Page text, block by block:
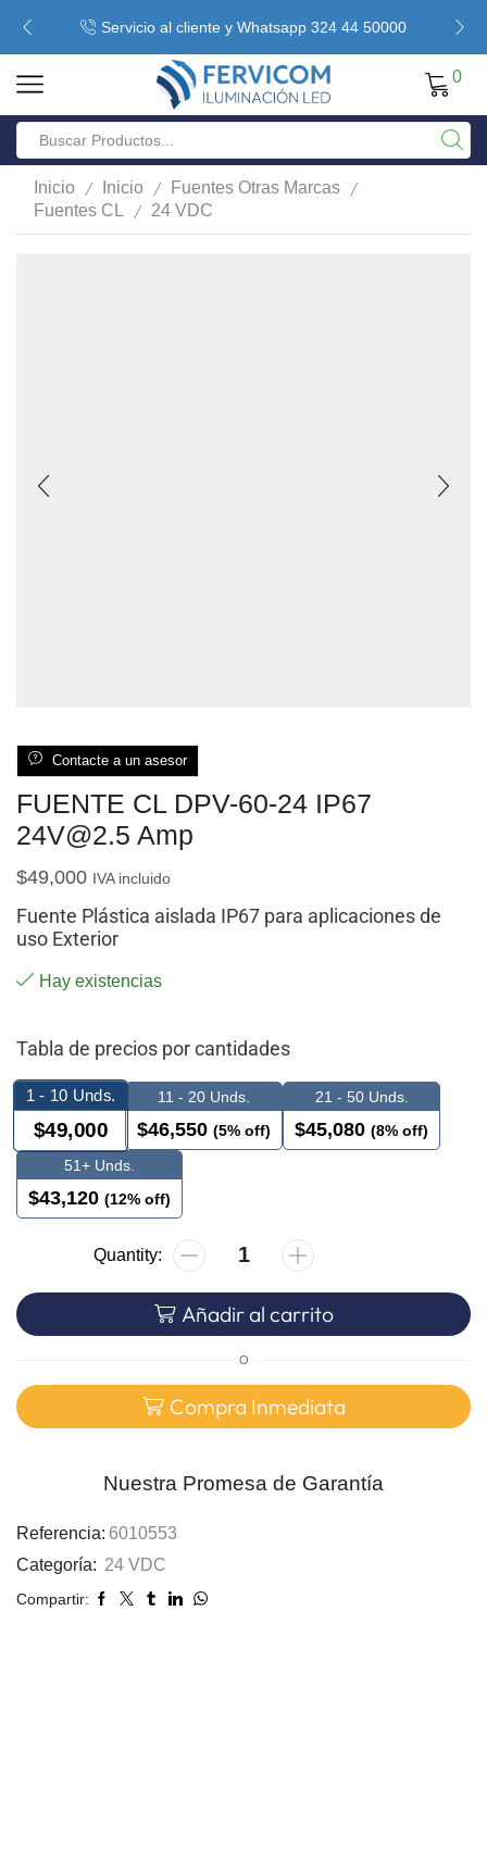
Servicio al cliente y Whatsapp 324 44 50000
0
Inicio / Inicio / Fuentes Otras Marcas /
Fuentes CL / 24 VDC
Contacte a un asesor
FUENTE CL DPV-60-24 IP67
24V@2.5 Amp
$49,000 IVA incluido
Fuente Plástica aislada IP67 para aplicaciones de
uso Exterior
Hay existencias
Tabla de precios por cantidades
1 - 10 Unds.
$49,000
11 - 20 Unds.
$46,550 (5% off)
21 - 50 Unds.
$45,080 (8% off)
51+ Unds.
$43,120 (12% off)
Añadir al carrito
O
Compra Inmediata
Nuestra Promesa de Garantía
Referencia: 6010553
Categoría: 24 VDC
Compartir: